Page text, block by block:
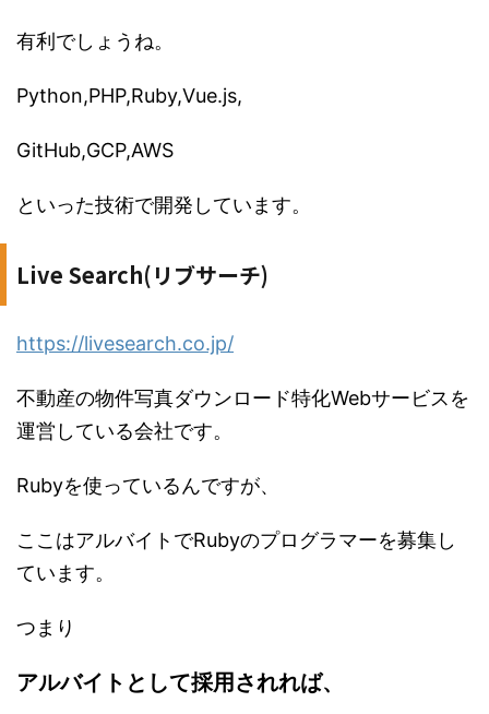
有利でしょうね。
Python,PHP,Ruby,Vue.js,
GitHub,GCP,AWS
といった技術で開発しています。
Live Search(リブサーチ)
https://livesearch.co.jp/
不動産の物件写真ダウンロード特化Webサービスを
運営している会社です。
Rubyを使っているんですが、
ここはアルバイトでRubyのプログラマーを募集し
ています。
つまり
アルバイトとして採用されれば、